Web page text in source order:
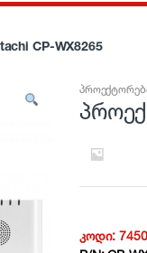
CP-WX8265
კოდი:7450